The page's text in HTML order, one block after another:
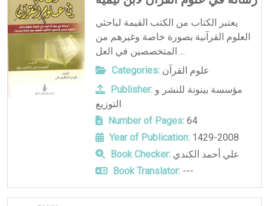
يعتبر الكتاب من الكتب القيمة لباحثي
العلوم القرآنية بصورة خاصة وغيرهم من
المتخصصين في العل ...
Categories: علوم القرآن
Publisher: مؤسسة بينونة للنشر و
التوزيع
Number of Pages:64
Year of Publication:1429-2008
Book Checker: علي أحمد الكندي
Book Translator:---